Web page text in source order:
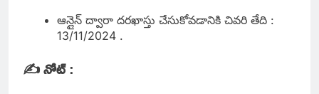
ఆన్లైన్ ద్వారా దరఖాస్తు చేసుకోవడానికి చివరి తేది :
13/11/2024 .
✍️ నోట్: